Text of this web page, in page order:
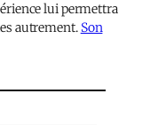
lui permettra
autrement. Son